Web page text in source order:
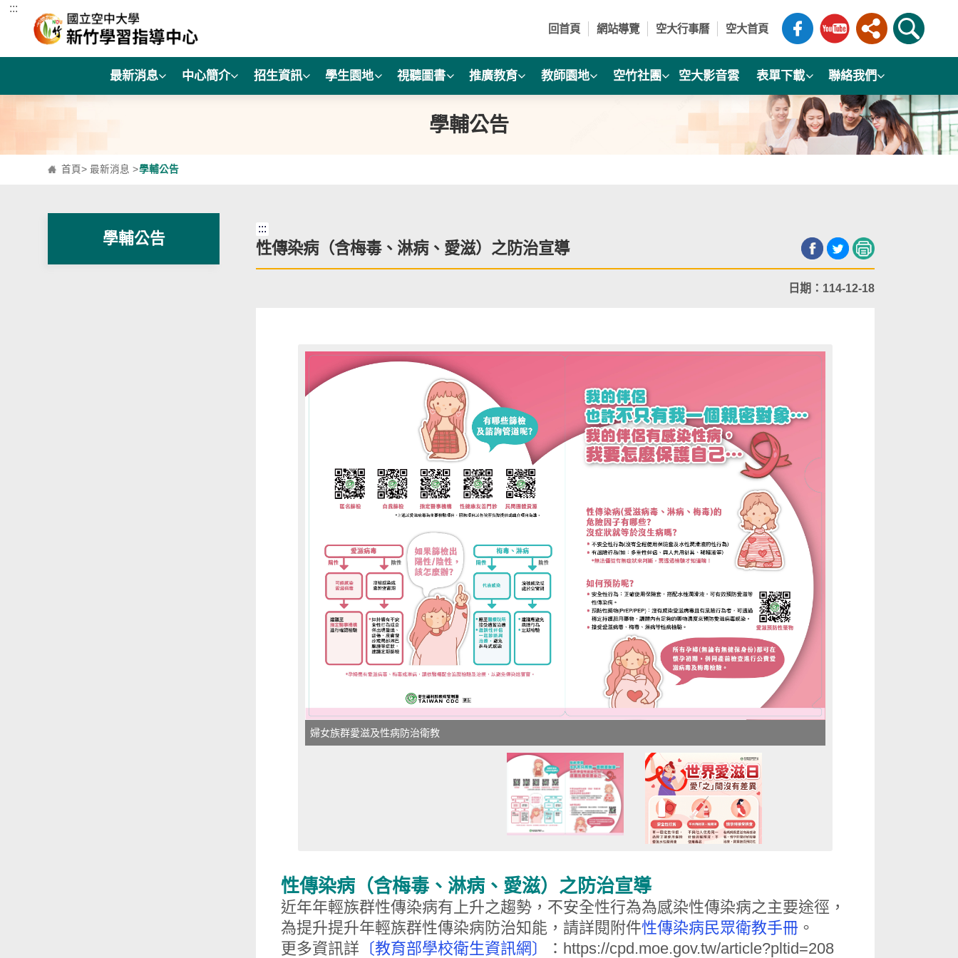
跳到主要內容區塊
:::
回首頁
網站導覽 空大行事曆 空大首頁
最新消息 中心簡介 招生資訊 學生園地 視聽圖書 推廣教育 教師園地 空竹社團 空大影音雲 表單下載 聯絡我們
學輔公告
首頁>最新消息 >學輔公告
學輔公告
:::
性傳染病（含梅毒、淋病、愛滋）之防治宣導
日期：114-12-18
婦女族群愛滋及性病防治衛教
性傳染病（含梅毒、淋病、愛滋）之防治宣導
近年年輕族群性傳染病有上升之趨勢，不安全性行為為感染性傳染病之主要途徑，
為提升提升年輕族群性傳染病防治知能，請詳閱附件性傳染病民眾衛教手冊 。
更多資訊詳 〔教育部學校衛生資訊網〕 ：https://cpd.moe.gov.tw/article?pltid=208